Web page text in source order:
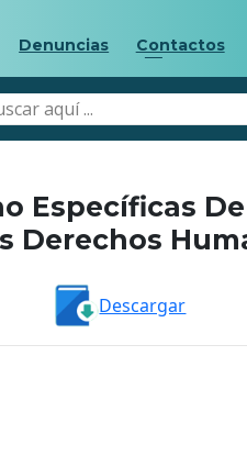
Denuncias Contactos
Específicas
Derechos
Descargar